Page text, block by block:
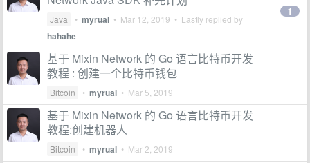
Java • myrual • Mar 12, 2019 • Lastly replied by
hahahe
1
基于 Mixin Network 的 Go 语言比特币开发
教程 : 创建一个比特币钱包
Bitcoin • myrual • Mar 5, 2019
基于 Mixin Network 的 Go 语言比特币开发
教程:创建机器人
Bitcoin • myrual • Mar 2, 2019